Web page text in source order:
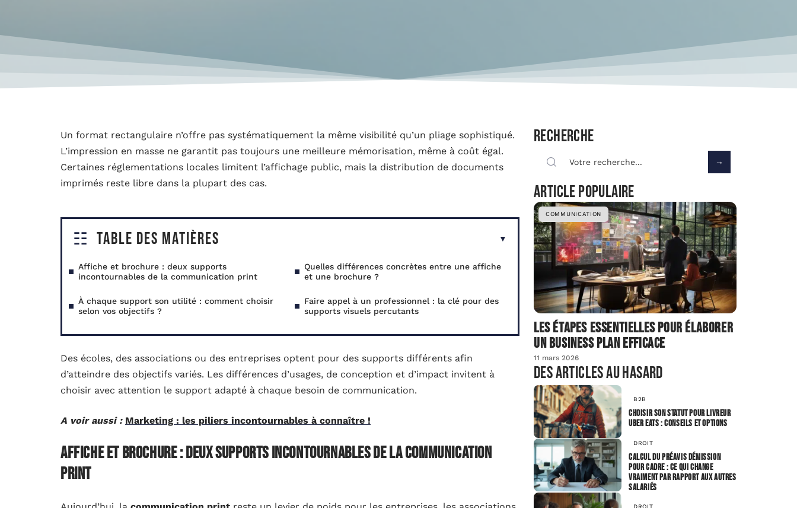
Un format rectangulaire n’offre pas systématiquement la même visibilité qu’un pliage sophistiqué.
L’impression en masse ne garantit pas toujours une meilleure mémorisation, même à coût égal.
Certaines réglementations locales limitent l’affichage public, mais la distribution de documents
imprimés reste libre dans la plupart des cas.
Table des matières
Affiche et brochure : deux supports
incontournables de la communication print
Quelles différences concrètes entre une affiche
et une brochure ?
À chaque support son utilité : comment choisir
selon vos objectifs ?
Faire appel à un professionnel : la clé pour des
supports visuels percutants
Des écoles, des associations ou des entreprises optent pour des supports différents afin
d’atteindre des objectifs variés. Les différences d’usages, de conception et d’impact invitent à
choisir avec attention le support adapté à chaque besoin de communication.
A voir aussi : Marketing : les piliers incontournables à connaître !
Affiche et brochure : deux supports incontournables de la communication
print
Recherche
Article populaire
COMMUNICATION
Les étapes essentielles pour élaborer
un business plan efficace
11 mars 2026
Des articles au hasard
B2B
Choisir son statut pour livreur
Uber Eats : conseils et options
DROIT
Calcul du préavis démission
pour cadre : ce qui change
vraiment par rapport aux autres
salariés
DROIT